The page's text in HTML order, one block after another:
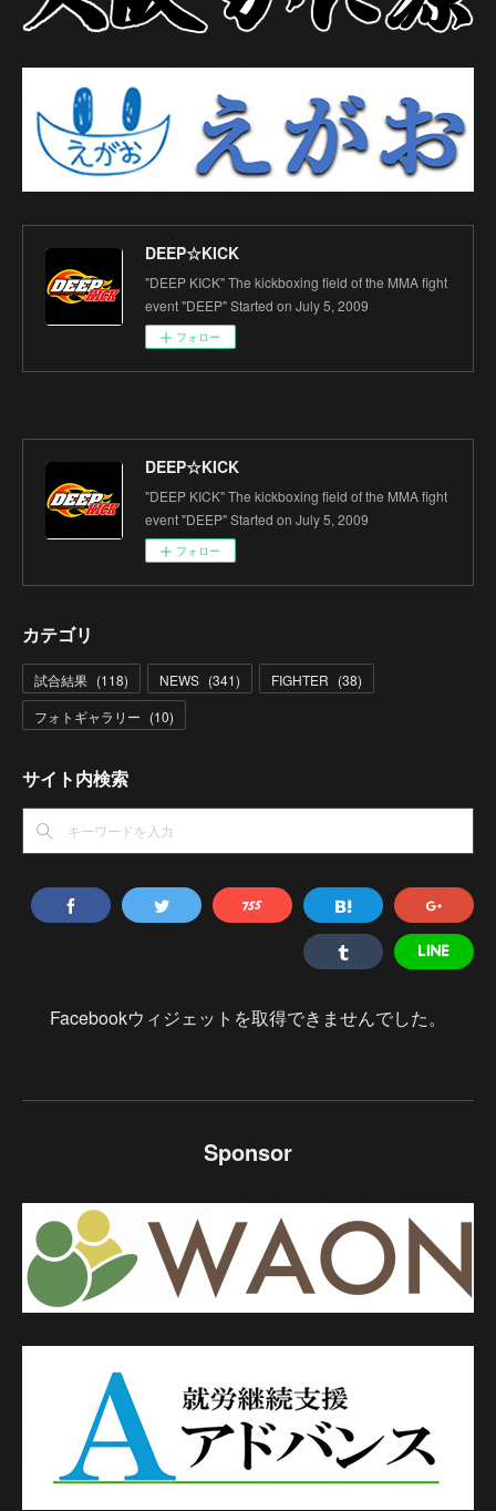
DEEP☆KICK
"DEEP KICK" The kickboxing field of the MMA fight
event "DEEP" Started on July 5, 2009
フォロー
DEEP☆KICK
"DEEP KICK" The kickboxing field of the MMA fight
event "DEEP" Started on July 5, 2009
フォロー
カテゴリ
試合結果 (118) NEWS (341) FIGHTER (38)
フォトギャラリー (10)
サイト内検索
Facebookウィジェットを取得できませんでした。
Sponsor